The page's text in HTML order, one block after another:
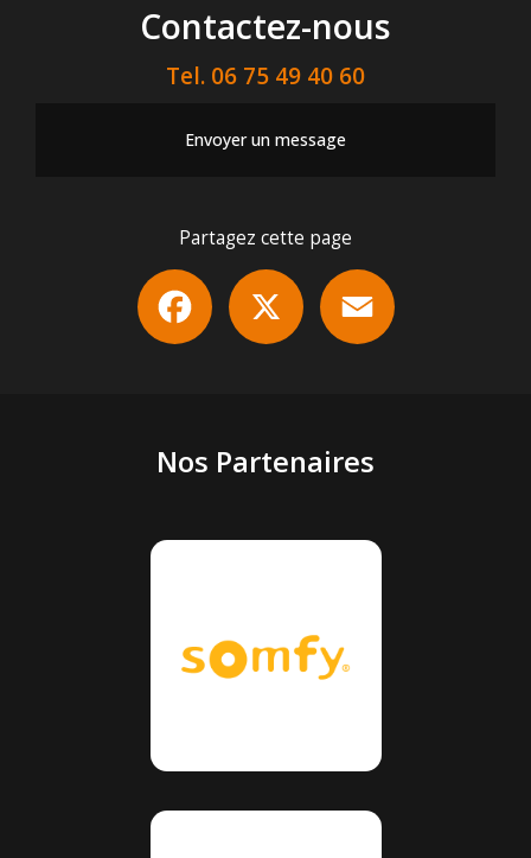
Contactez-nous
Tel. 06 75 49 40 60
Envoyer un message
Partagez cette page
Facebook
Nos Partenaires